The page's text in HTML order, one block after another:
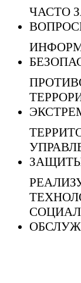
ЧАСТО